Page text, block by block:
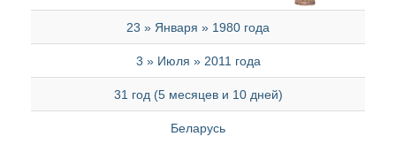
23 » Января » 1980 года
3 » Июля » 2011 года
31 год (5 месяцев и 10 дней)
Беларусь